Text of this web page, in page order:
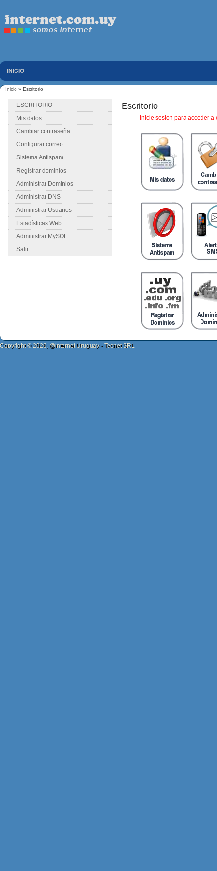
INICIO
Inicio » Escritorio
Escritorio
Inicie sesion para acceder a
ESCRITORIO
Mis datos
Cambiar contraseña
Configurar correo
Sistema Antispam
Registrar dominios
Administrar Dominios
Administrar DNS
Administrar Usuarios
Estadísticas Web
Administrar MySQL
Salir
Copyright © 2026, @internet Uruguay - Tecnet SRL